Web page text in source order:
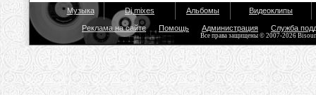
Музыка Dj mixes Альбомы Видеоклипы
Реклама на сайте Помощь Администрация Служба
Все права защищены © 2007-2026